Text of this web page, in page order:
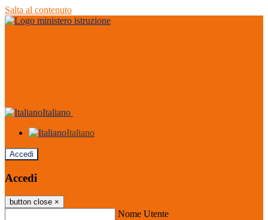
Salta al contenuto
Italiano
Italiano
Accedi
Accedi
button close ×
Nome Utente